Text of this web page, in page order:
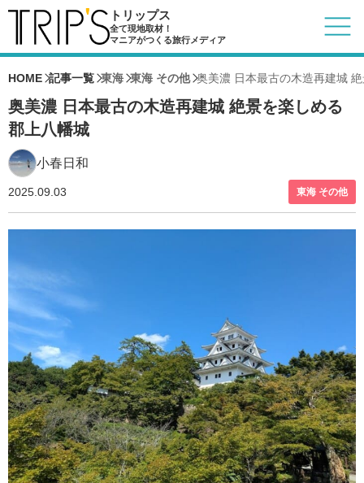
トリップス
全て現地取材！
マニアがつくる旅行メディア
HOME 記事一覧 東海 東海 その他 奥美濃 日本最古の木造再建城
奥美濃 日本最古の木造再建城 絶景を楽しめる
郡上八幡城
小春日和
東海 その他
2025.09.03